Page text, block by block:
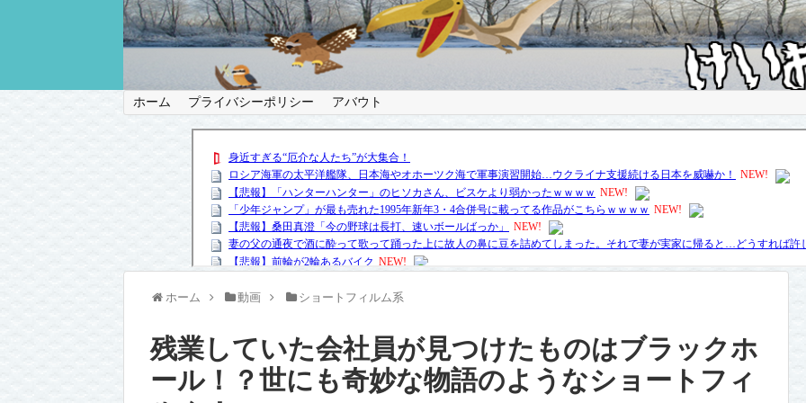
ホーム プライバシーポリシー アバウト
ホーム 動画 ショートフィルム系
残業していた会社員が見つけたものはブラックホ
ール！？世にも奇妙な物語のようなショートフィ